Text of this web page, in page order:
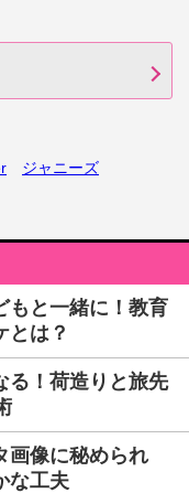
ジャニーズ
もと一緒に！教育
とは？
る！荷造りと旅先
画像に秘められ
な工夫